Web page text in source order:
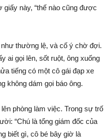
này, “thế nào cũng được
thường lệ, và cố ý chờ đợi.
ai gọi lên, sốt ruột, ông xuống
tiếng có một cô gái đạp xe
không dám gọi báo ông.
phòng làm việc. Trong sự trố
“Chú là tổng giám đốc của
biết gì, cô bé bây giờ là